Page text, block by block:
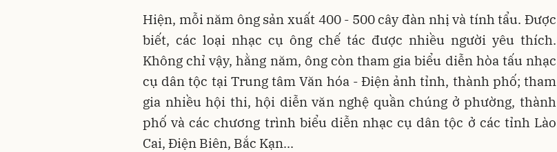
Hiện, mỗi năm ông sản xuất 400 - 500 cây đàn nhị và tính tẩu. Được
biết, các loại nhạc cụ ông chế tác được nhiều người yêu thích.
Không chỉ vậy, hằng năm, ông còn tham gia biểu diễn hòa tấu nhạc
cụ dân tộc tại Trung tâm Văn hóa - Điện ảnh tỉnh, thành phố; tham
gia nhiều hội thi, hội diễn văn nghệ quần chúng ở phường, thành
phố và các chương trình biểu diễn nhạc cụ dân tộc ở các tỉnh Lào
Cai, Điện Biên, Bắc Kạn...